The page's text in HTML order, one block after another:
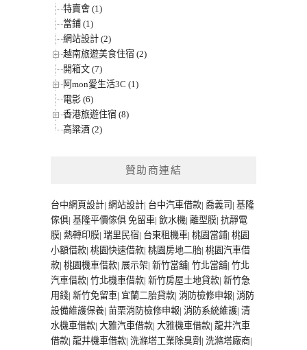
特賣會 (1)
當鋪 (1)
網站設計 (2)
越南旅遊美食住宿 (2)
開箱文 (7)
阿mon愛生活3C (1)
電影 (6)
香港旅遊住宿 (8)
高粱酒 (2)
贊助商連結
台中網頁設計| 網站設計| 台中汽車借款| 喬義司 | 基隆
傢俱| 基隆平價傢俱 免留車| 飲水機| 離型膜| 抗靜電
膜| 熱轉印膜| 瑞里民宿| 台東租機車| 桃園當鋪| 桃園
小額借款| 桃園快速借款| 桃園房地二胎| 桃園汽車借
款| 桃園機車借款| 展示架| 新竹當舖| 竹北當舖| 竹北
汽車借款| 竹北機車借款| 新竹房屋土地貸款| 新竹急
用錢| 新竹免留車| 宜蘭二胎貸款| 消防檢修申報| 消防
設備維護保養| 苗栗消防檢修申報| 消防系統維護| 清
水機車借款| 大雅汽車借款| 大雅機車借款| 龍井汽車
借款| 龍井機車借款| 洗滌塔工業除臭劑 | 洗滌塔廠商|